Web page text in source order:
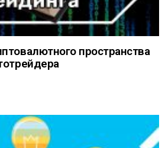
пространства